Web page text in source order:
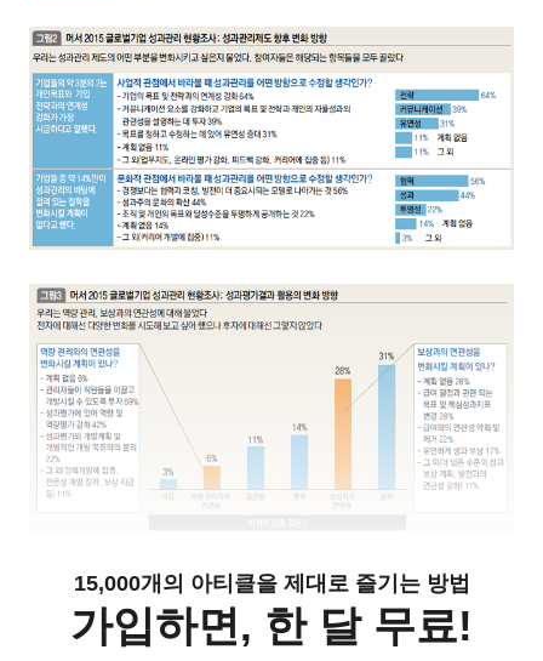
15,000개의 아티클을 제대로 즐기는 방법
가입하면, 한 달 무료!